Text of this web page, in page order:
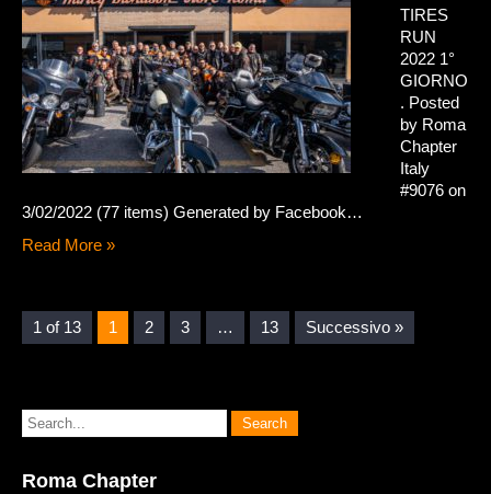
TIRES
RUN
2022 1°
GIORNO
. Posted
by Roma
Chapter
Italy
#9076 on
3/02/2022 (77 items) Generated by Facebook…
Read More »
1 of 13 1 2 3 … 13 Successivo »
Roma Chapter